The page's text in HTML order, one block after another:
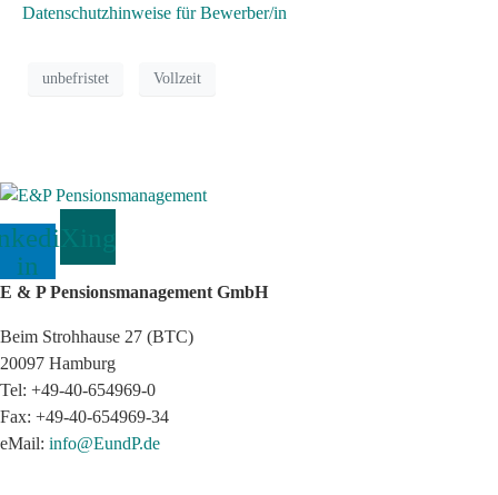
Datenschutzhinweise für Bewerber/in
unbefristet Vollzeit
in
E & P Pensionsmanagement GmbH
Beim Strohhause 27 (BTC)
20097 Hamburg
Tel: +49-40-654969-0
Fax: +49-40-654969-34
eMail: info@EundP.de